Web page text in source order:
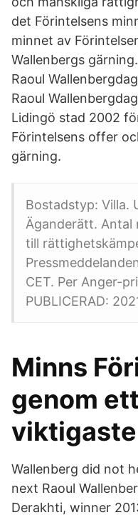
det Förintelsens
minnet av
Wallenbergs
Raoul
Raoul
Lidingö stad 2002
Förintelsens offer
gärning.
Bostadstyp: Villa.
Äganderätt. Antal
till
CET. Per Anger-
PUBLICERAD:
Minns
genom
Wallenberg did not
next Raoul
Derakhti, winner